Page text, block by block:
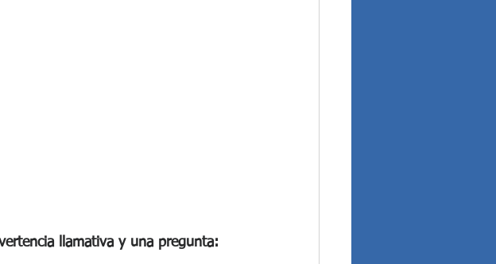
llamativa y una pregunta: